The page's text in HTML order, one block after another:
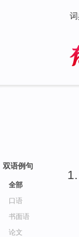
双语例句
全部
口语
书面语
论文